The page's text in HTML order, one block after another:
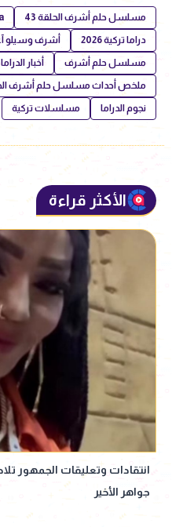
مسلسل حلم أشرف الحلقة 43
دراما تركية 2026 أشرف وسيلو
مسلسل حلم أشرف أخبار الدراما
ملخص أحداث مسلسل حلم أشرف
نجوم الدراما مسلسلات تركية
الأكثر قراءة
نيجار محمد: ممثل عرفني على
بالنصب.. وبعد الأزمة انسحب|